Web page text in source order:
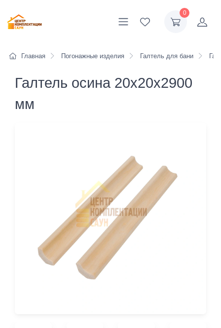
0
Главная Погонажные изделия Галтель для бани
Галтель осина 20х20х2900
мм